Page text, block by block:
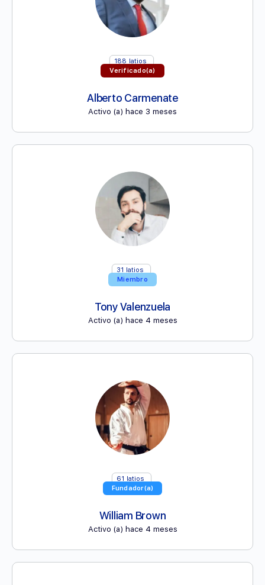
188 latios
Verificado(a)
Alberto Carmenate
Activo (a) hace 3 meses
31 latios
Miembro
Tony Valenzuela
Activo (a) hace 4 meses
61 latios
Fundador(a)
William Brown
Activo (a) hace 4 meses